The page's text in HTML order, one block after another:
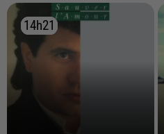
14h21
14h21